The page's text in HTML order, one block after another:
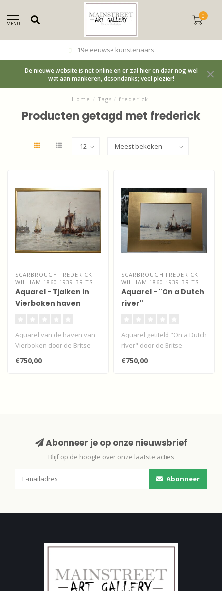
MENU
0
19e eeuwse kunstenaars
De nieuwe website is net online en er zal hier en daar nog wel
wat aan mankeren, desondanks; veel plezier!
Home / Tags / frederick
Producten getagd met frederick
SCARBROUGH FREDERICK
WILLIAM 1860-1939 BRITS
Aquarel - Tjalken in
Vierboken haven
Aquarel van de haven van
Vierboken door de Britse
kunstenaar Frederick
William S..
€750,00
SCARBROUGH FREDERICK
WILLIAM 1860-1939 BRITS
Aquarel - "On a Dutch
river"
Aquarel getiteld "On a Dutch
river" door de Britse
kunstenaar Frederick
William..
€750,00
Abonneer je op onze nieuwsbrief
Blijf op de hoogte over onze laatste acties
Abonneer